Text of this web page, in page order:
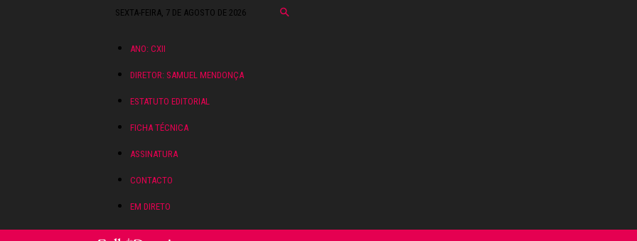
SEXTA-FEIRA, 7 DE AGOSTO DE 2026
ANO: CXII
DIRETOR: SAMUEL MENDONÇA
ESTATUTO EDITORIAL
FICHA TÉCNICA
ASSINATURA
CONTACTO
EM DIRETO